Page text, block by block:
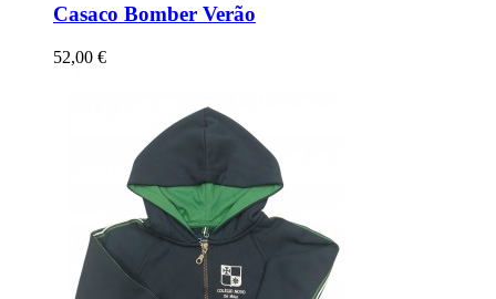
Casaco Bomber Verão
52,00 €